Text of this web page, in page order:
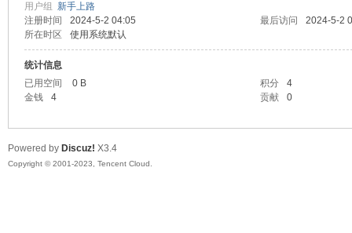
用户组 新手上路
注册时间
2024-5-2 04:05 最后访问
2024-5-2
所在时区
使用系统默认
统计信息
已用空间
0 B 积分
4
金钱
4 贡献 0
Powered by Discuz! X3.4
Copyright © 2001-2023, Tencent Cloud.